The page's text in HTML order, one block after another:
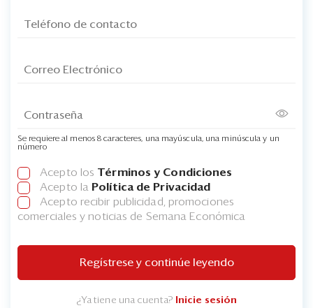
Se requiere al menos 8 caracteres, una mayúscula, una minúscula y un
número
Acepto los Términos y Condiciones
Acepto la Política de Privacidad
Acepto recibir publicidad, promociones
comerciales y noticias de Semana Económica
Regístrese y continúe leyendo
¿Ya tiene una cuenta? Inicie sesión